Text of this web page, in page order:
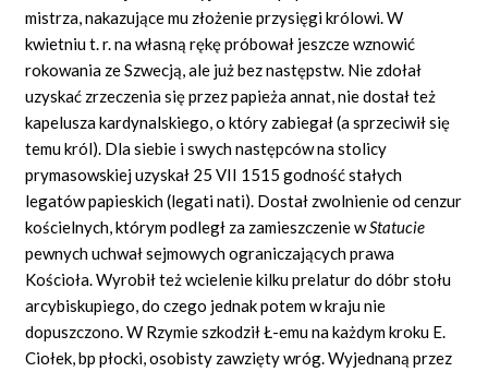
mistrza, nakazujące mu złożenie przysięgi królowi. W
kwietniu t. r. na własną rękę próbował jeszcze wznowić
rokowania ze Szwecją, ale już bez następstw. Nie zdołał
uzyskać zrzeczenia się przez papieża annat, nie dostał też
kapelusza kardynalskiego, o który zabiegał (a sprzeciwił się
temu król). Dla siebie i swych następców na stolicy
prymasowskiej uzyskał 25 VII 1515 godność stałych
legatów papieskich (legati nati). Dostał zwolnienie od cenzur
kościelnych, którym podległ za zamieszczenie wStatucie
pewnych uchwał sejmowych ograniczających prawa
Kościoła. Wyrobił też wcielenie kilku prelatur do dóbr stołu
arcybiskupiego, do czego jednak potem w kraju nie
dopuszczono. W Rzymie szkodził Ł-emu na każdym kroku E.
Ciołek, bp płocki, osobisty zawzięty wróg. Wyjednaną przez